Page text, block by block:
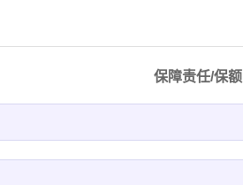
保障责任/保额